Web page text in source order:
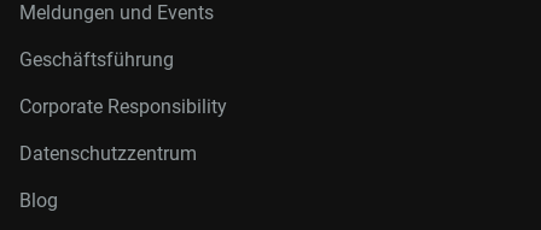
Meldungen und Events
Geschäftsführung
Corporate Responsibility
Datenschutzzentrum
Blog